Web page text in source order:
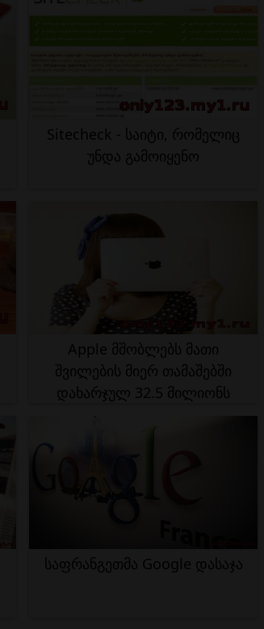
Sitecheck - საიტი, რომელიც
უნდა გამოიყენო
Apple მშობლებს მათი
შვილების მიერ თამაშებში
დახარჯულ 32.5 მილიონს
საფრანგეთმა Google დასაჯა